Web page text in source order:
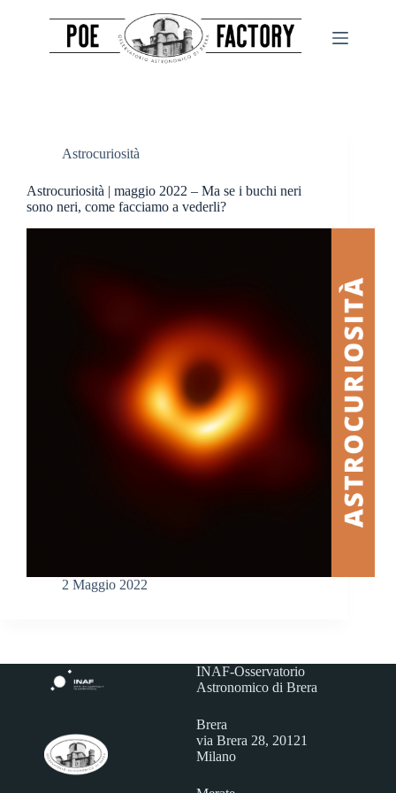
Astrocuriosità
Astrocuriosità | maggio 2022 – Ma se i buchi neri
sono neri, come facciamo a vederli?
2 Maggio 2022
INAF-Osservatorio
Astronomico di Brera
Brera
via Brera 28, 20121
Milano